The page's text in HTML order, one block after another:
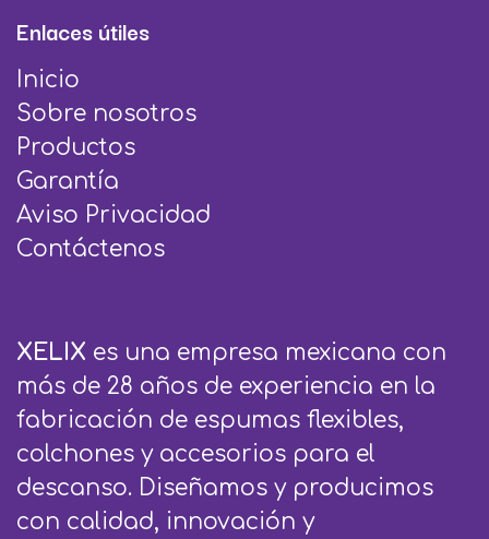
Enlaces útiles
Inicio
Sobre nosotros
Productos
Garantía
Aviso Privacidad
Contáctenos
XELIX es una empresa mexicana con
más de 28 años de experiencia en la
fabricación de espumas flexibles,
colchones y accesorios para el
descanso. Diseñamos y producimos
con calidad, innovación y